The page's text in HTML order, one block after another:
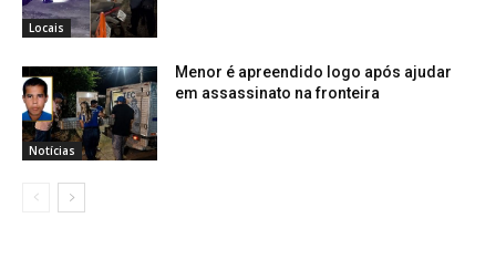
Locais
Notícias
Menor é apreendido logo após ajudar
em assassinato na fronteira